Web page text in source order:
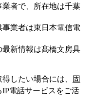
業者で、所在地は千葉
事業者は東日本電信電
最新情報は髙橋文房具
得したい場合には、
固
IP電話サービス をご活